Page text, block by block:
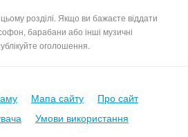
розділі. Якщо ви бажаєте віддати
барабани або інші музичні
оголошення.
Мапа сайту
Про сайт
Умови використання